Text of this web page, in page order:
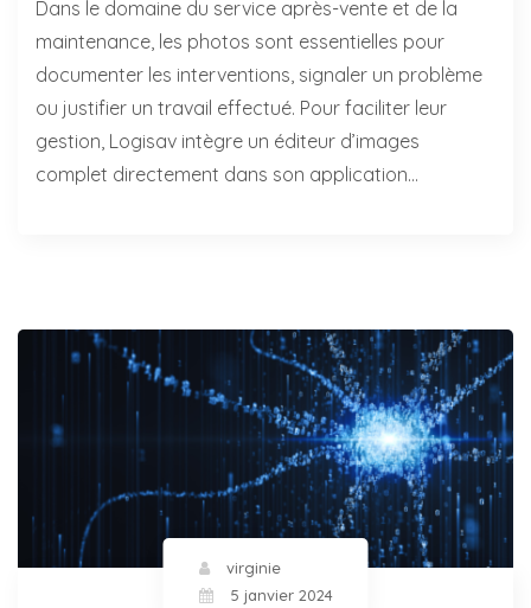
Dans le domaine du service après-vente et de la
maintenance, les photos sont essentielles pour
documenter les interventions, signaler un problème
ou justifier un travail effectué. Pour faciliter leur
gestion, Logisav intègre un éditeur d’images
complet directement dans son application…
virginie
5 janvier 2024